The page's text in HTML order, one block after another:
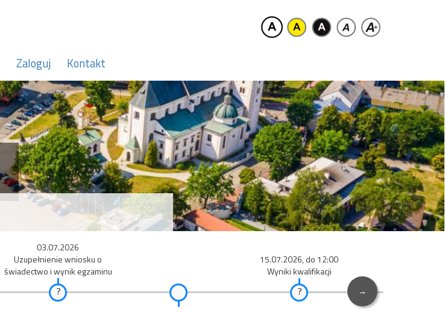
Zaloguj Kontakt
03.07.2026
Uzupełnienie wniosku o
świadectwo i wynik egzaminu
15.07.2026, do 12:00
Wyniki kwalifikacji
→